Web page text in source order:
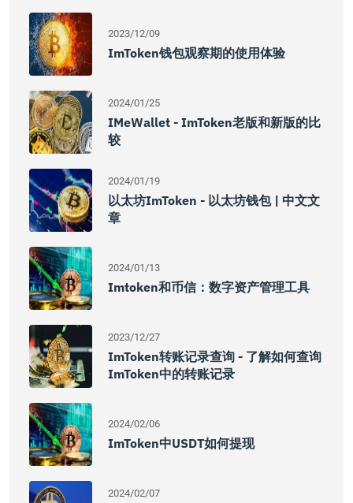
2023/12/09
ImToken钱包观察期的使用体验
2024/01/25
IMeWallet - ImToken老版和新版的比
较
2024/01/19
以太坊imToken - 以太坊钱包 | 中文文
章
2024/01/13
Imtoken和币信：数字资产管理工具
2023/12/27
ImToken转账记录查询 - 了解如何查询
ImToken中的转账记录
2024/02/06
ImToken中USDT如何提现
2024/02/07